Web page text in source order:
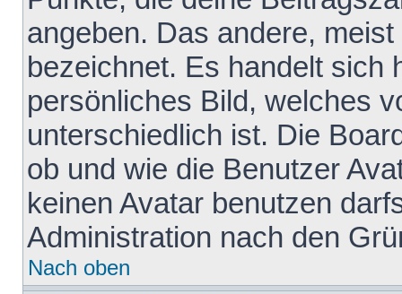
angeben. Das andere,
bezeichnet. Es handelt sich
persönliches Bild, welches
unterschiedlich ist. Die
ob und wie die Benutzer
keinen Avatar benutzen
Administration nach den
Nach oben